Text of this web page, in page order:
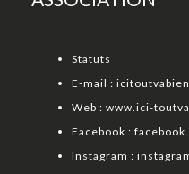
Statuts
E-mail :
Web : www.ici-
Facebook :
Instagram :